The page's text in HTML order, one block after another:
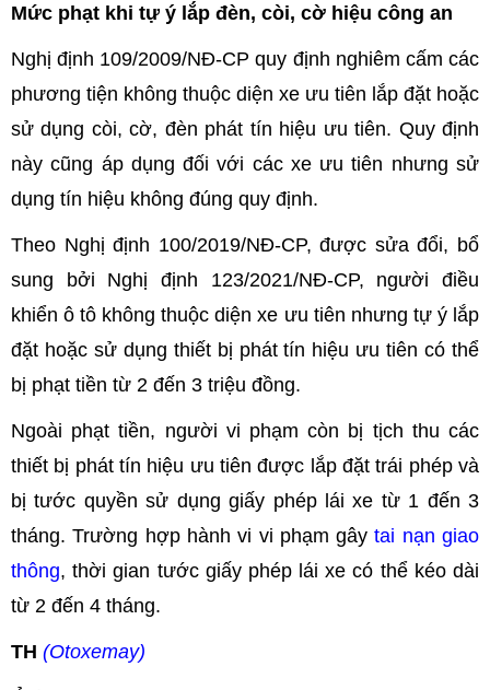
Mức phạt khi tự ý lắp đèn, còi, cờ hiệu công an
Nghị định 109/2009/NĐ-CP quy định nghiêm cấm các
phương tiện không thuộc diện xe ưu tiên lắp đặt hoặc
sử dụng còi, cờ, đèn phát tín hiệu ưu tiên. Quy định
này cũng áp dụng đối với các xe ưu tiên nhưng sử
dụng tín hiệu không đúng quy định.
Theo Nghị định 100/2019/NĐ-CP, được sửa đổi, bổ
sung bởi Nghị định 123/2021/NĐ-CP, người điều
khiển ô tô không thuộc diện xe ưu tiên nhưng tự ý lắp
đặt hoặc sử dụng thiết bị phát tín hiệu ưu tiên có thể
bị phạt tiền từ 2 đến 3 triệu đồng.
Ngoài phạt tiền, người vi phạm còn bị tịch thu các
thiết bị phát tín hiệu ưu tiên được lắp đặt trái phép và
bị tước quyền sử dụng giấy phép lái xe từ 1 đến 3
tháng. Trường hợp hành vi vi phạm gâytai nạn giao
thông, thời gian tước giấy phép lái xe có thể kéo dài
từ 2 đến 4 tháng.
TH (Otoxemay)